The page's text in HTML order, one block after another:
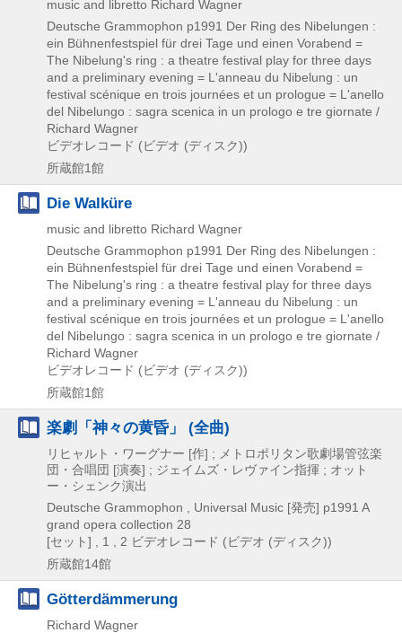
music and libretto Richard Wagner
Deutsche Grammophon p1991 Der Ring des Nibelungen :
ein Bühnenfestspiel für drei Tage und einen Vorabend =
The Nibelung's ring : a theatre festival play for three days
and a preliminary evening = L'anneau du Nibelung : un
festival scénique en trois journées et un prologue = L'anello
del Nibelungo : sagra scenica in un prologo e tre giornate /
Richard Wagner
ビデオレコード (ビデオ (ディスク))
所蔵館1館
Die Walküre
music and libretto Richard Wagner
Deutsche Grammophon p1991 Der Ring des Nibelungen :
ein Bühnenfestspiel für drei Tage und einen Vorabend =
The Nibelung's ring : a theatre festival play for three days
and a preliminary evening = L'anneau du Nibelung : un
festival scénique en trois journées et un prologue = L'anello
del Nibelungo : sagra scenica in un prologo e tre giornate /
Richard Wagner
ビデオレコード (ビデオ (ディスク))
所蔵館1館
楽劇「神々の黄昏」 (全曲)
リヒャルト・ワーグナー [作] ; メトロポリタン歌劇場管弦楽
団・合唱団 [演奏] ; ジェイムズ・レヴァイン指揮 ; オット
ー・シェンク演出
Deutsche Grammophon , Universal Music [発売] p1991 A
grand opera collection 28
[セット] , 1 , 2 ビデオレコード (ビデオ (ディスク))
所蔵館14館
Götterdämmerung
Richard Wagner